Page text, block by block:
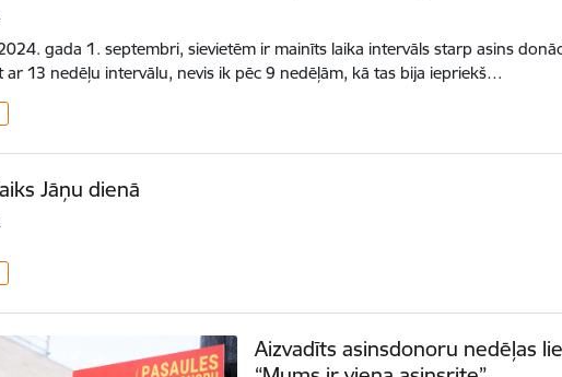
gada 1. septembri, sievietēm ir mainīts laika intervāls starp asins
ar 13 nedēļu intervālu, nevis ik pēc 9 nedēļām, kā tas bija iepriekš…
Jāņu dienā
Aizvadīts asinsdonoru nedēļas